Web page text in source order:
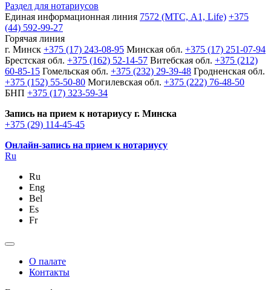
Раздел для нотариусов
Единая информационная линия 7572 (МТС, A1, Life) +375
(44) 592-99-27
Горячая линия
г. Минск +375 (17) 243-08-95 Минская обл. +375 (17) 251-07-94
Брестская обл. +375 (162) 52-14-57 Витебская обл. +375 (212)
60-85-15 Гомельская обл. +375 (232) 29-39-48 Гродненская обл.
+375 (152) 55-50-80 Могилевская обл. +375 (222) 76-48-50
БНП +375 (17) 323-59-34
Запись на прием к нотариусу г. Минска
+375 (29) 114-45-45
Онлайн-запись на прием к нотариусу
Ru
Ru
Eng
Bel
Es
Fr
О палате
Контакты